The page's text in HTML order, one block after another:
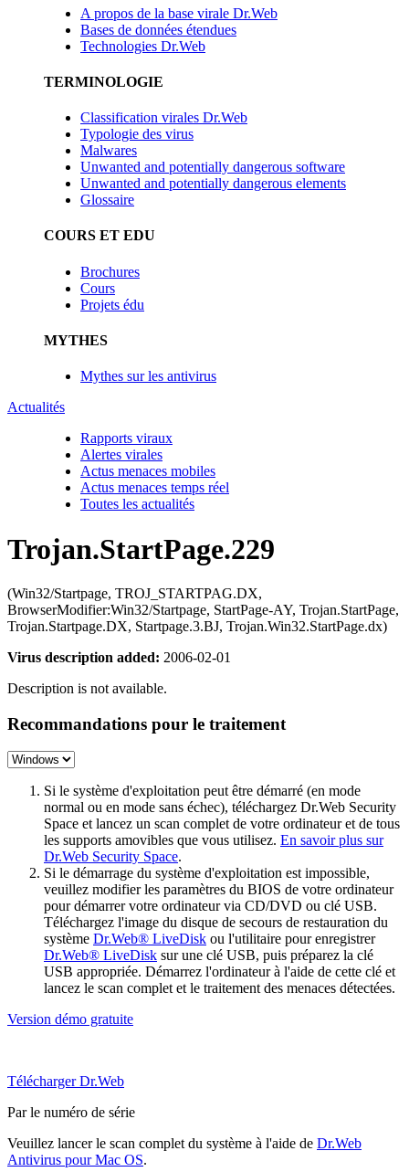
A propos de la base virale Dr.Web
Bases de données étendues
Technologies Dr.Web
TERMINOLOGIE
Classification virales Dr.Web
Typologie des virus
Malwares
Unwanted and potentially dangerous software
Unwanted and potentially dangerous elements
Glossaire
COURS ET EDU
Brochures
Cours
Projets édu
MYTHES
Mythes sur les antivirus
Actualités
Rapports viraux
Alertes virales
Actus menaces mobiles
Actus menaces temps réel
Toutes les actualités
Trojan.StartPage.229
(Win32/Startpage, TROJ_STARTPAG.DX,
BrowserModifier:Win32/Startpage, StartPage-AY, Trojan.StartPage,
Trojan.Startpage.DX, Startpage.3.BJ, Trojan.Win32.StartPage.dx)
Virus description added: 2006-02-01
Description is not available.
Recommandations pour le traitement
Si le système d'exploitation peut être démarré (en mode
normal ou en mode sans échec), téléchargez Dr.Web Security
Space et lancez un scan complet de votre ordinateur et de tous
les supports amovibles que vous utilisez. En savoir plus sur
Dr.Web Security Space.
Si le démarrage du système d'exploitation est impossible,
veuillez modifier les paramètres du BIOS de votre ordinateur
pour démarrer votre ordinateur via CD/DVD ou clé USB.
Téléchargez l'image du disque de secours de restauration du
système Dr.Web® LiveDisk ou l'utilitaire pour enregistrer
Dr.Web® LiveDisk sur une clé USB, puis préparez la clé
USB appropriée. Démarrez l'ordinateur à l'aide de cette clé et
lancez le scan complet et le traitement des menaces détectées.
Version démo gratuite
Télécharger Dr.Web
Par le numéro de série
Veuillez lancer le scan complet du système à l'aide de Dr.Web
Antivirus pour Mac OS.